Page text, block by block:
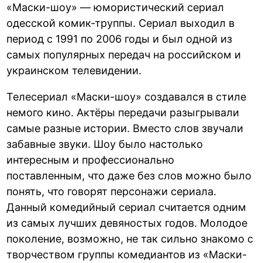
«Маски-шоу» — юмористический сериал
одесской комик-труппы. Сериал выходил в
период с 1991 по 2006 годы и был одной из
самых популярных передач на российском и
украинском телевидении.
Телесериал «Маски-шоу» создавался в стиле
немого кино. Актёры передачи разыгрывали
самые разные истории. Вместо слов звучали
забавные звуки. Шоу было настолько
интересным и профессионально
поставленным, что даже без слов можно было
понять, что говорят персонажи сериала.
Данный комедийный сериал считается одним
из самых лучших девяностых годов. Молодое
поколение, возможно, не так сильно знакомо с
творчеством группы комедиантов из «Маски-